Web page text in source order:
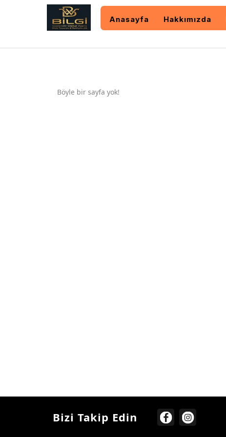
Böyle bir sayfa yok!
Anasayfa Hakkımızda
Bizi Takip Edin